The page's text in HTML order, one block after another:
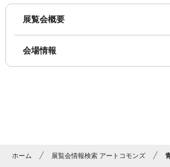
展覧会概要
会場情報
ホーム 展覧会情報検索 アートコモンズ